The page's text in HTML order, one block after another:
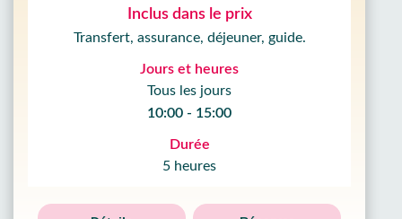
Inclus dans le prix
Transfert, assurance, déjeuner, guide.
Jours et heures
Tous les jours
10:00 - 15:00
Durée
5 heures